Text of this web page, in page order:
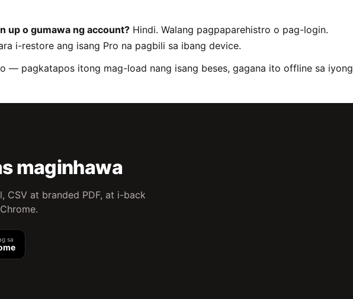
up o gumawa ng account? Hindi. Walang pagpaparehistro o pag-login.
i-restore ang isang Pro na pagbili sa ibang device.
— pagkatapos itong mag-load nang isang beses, gagana ito offline sa iyong
maginhawa
CSV at branded PDF, at i-back
sa